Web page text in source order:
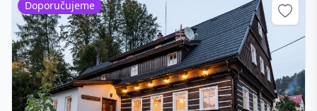
Doporučujeme